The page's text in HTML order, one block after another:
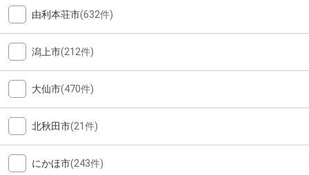
由利本荘市(632件)
潟上市(212件)
大仙市(470件)
北秋田市(21件)
にかほ市(243件)